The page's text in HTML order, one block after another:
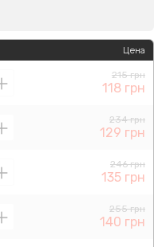
Цена
215 грн
118 грн
234 грн
129 грн
246 грн
135 грн
255 грн
140 грн